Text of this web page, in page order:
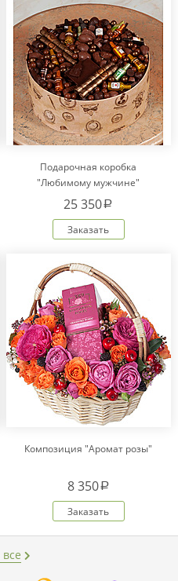
Подарочная коробка
"Любимому мужчине"
25 350a
Заказать
Композиция "Аромат розы"
8 350a
Заказать